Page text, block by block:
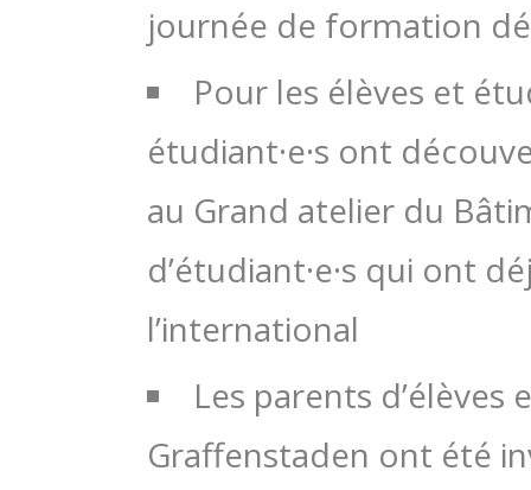
journée de formation
Pour les élèves et
étudiant·e·s ont
au Grand atelier du
d’étudiant·e·s qui ont
l’international
Les parents d’élèves
Graffenstaden ont été